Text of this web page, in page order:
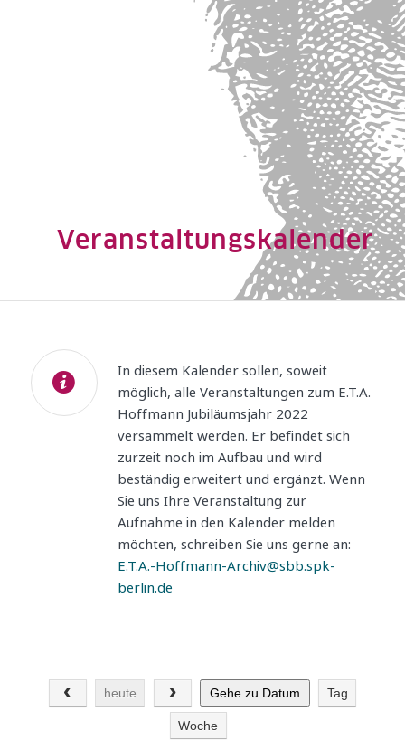
Veranstaltungskalender
In diesem Kalender sollen, soweit
möglich, alle Veranstaltungen zum E.T.A.
Hoffmann Jubiläumsjahr 2022
versammelt werden. Er befindet sich
zurzeit noch im Aufbau und wird
beständig erweitert und ergänzt. Wenn
Sie uns Ihre Veranstaltung zur
Aufnahme in den Kalender melden
möchten, schreiben Sie uns gerne an:
E.T.A.-Hoffmann-Archiv@sbb.spk-
berlin.de
heute Gehe zu Datum Tag
Woche